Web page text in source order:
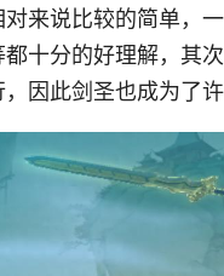
来说比较的简单，
十分的好理解，其
因此剑圣也成为了